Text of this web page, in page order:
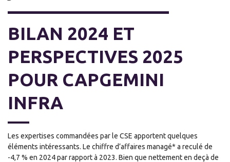
BILAN 2024 ET
PERSPECTIVES 2025
POUR CAPGEMINI
INFRA
Les expertises commandées par le CSE apportent quelques
éléments intéressants. Le chiffre d’affaires managé* a reculé de
-4,7 % en 2024 par rapport à 2023. Bien que nettement en deçà de